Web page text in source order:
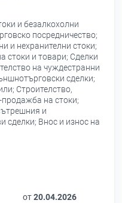
и безалкохолни
посредничество;
и нехранителни стоки;
стоки и товари; Сделки
на чуждестранни
сделки;
Строителство,
на стоки;
и
сделки; Внос и износ на
от20.04.2026